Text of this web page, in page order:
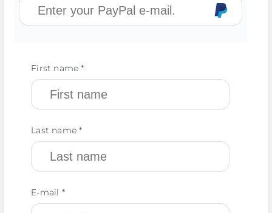
First name *
Last name *
E-mail *